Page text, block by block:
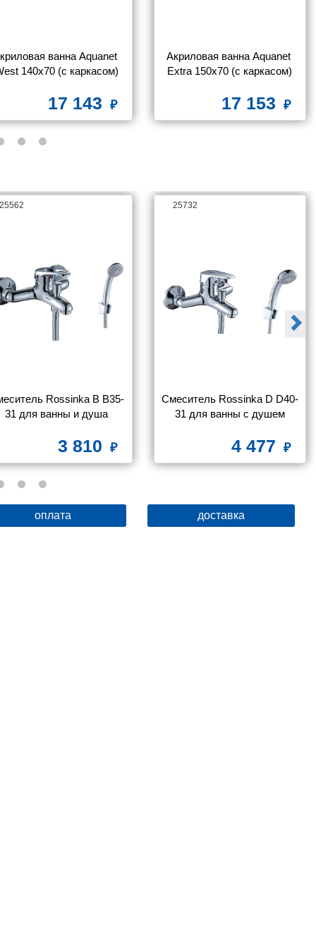
ванна Aquanet
140x70 (с каркасом)
17 143
Акриловая ванна Aquanet
Extra 150x70 (с каркасом)
17 153
25562
Rossinka B B35-
31 для ванны и душа
3 810
25732
Смеситель Rossinka D D40-
31 для ванны с душем
4 477
оплата доставка